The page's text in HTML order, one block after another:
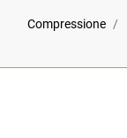
Compressione